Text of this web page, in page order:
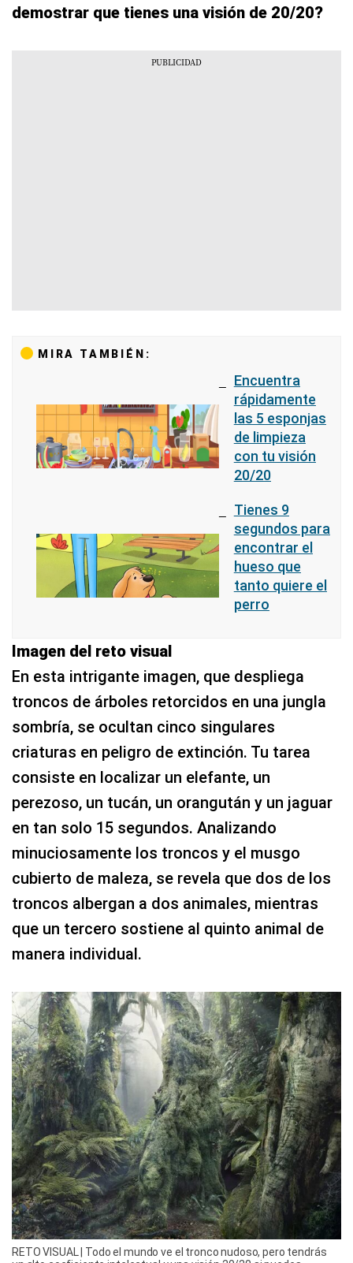
demostrar que tienes una visión de 20/20?
MIRA TAMBIÉN:
Encuentra
rápidamente
las 5 esponjas
de limpieza
con tu visión
20/20
Tienes 9
segundos para
encontrar el
hueso que
tanto quiere el
perro
Imagen del reto visual
En esta intrigante imagen, que despliega
troncos de árboles retorcidos en una jungla
sombría, se ocultan cinco singulares
criaturas en peligro de extinción. Tu tarea
consiste en localizar un elefante, un
perezoso, un tucán, un orangután y un jaguar
en tan solo 15 segundos. Analizando
minuciosamente los troncos y el musgo
cubierto de maleza, se revela que dos de los
troncos albergan a dos animales, mientras
que un tercero sostiene al quinto animal de
manera individual.
RETO VISUAL | Todo el mundo ve el tronco nudoso, pero tendrás